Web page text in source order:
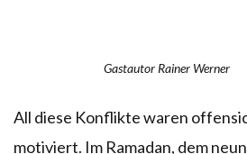
Gastautor Rainer Werner
All diese Konflikte waren
motiviert. Im Ramadan, dem